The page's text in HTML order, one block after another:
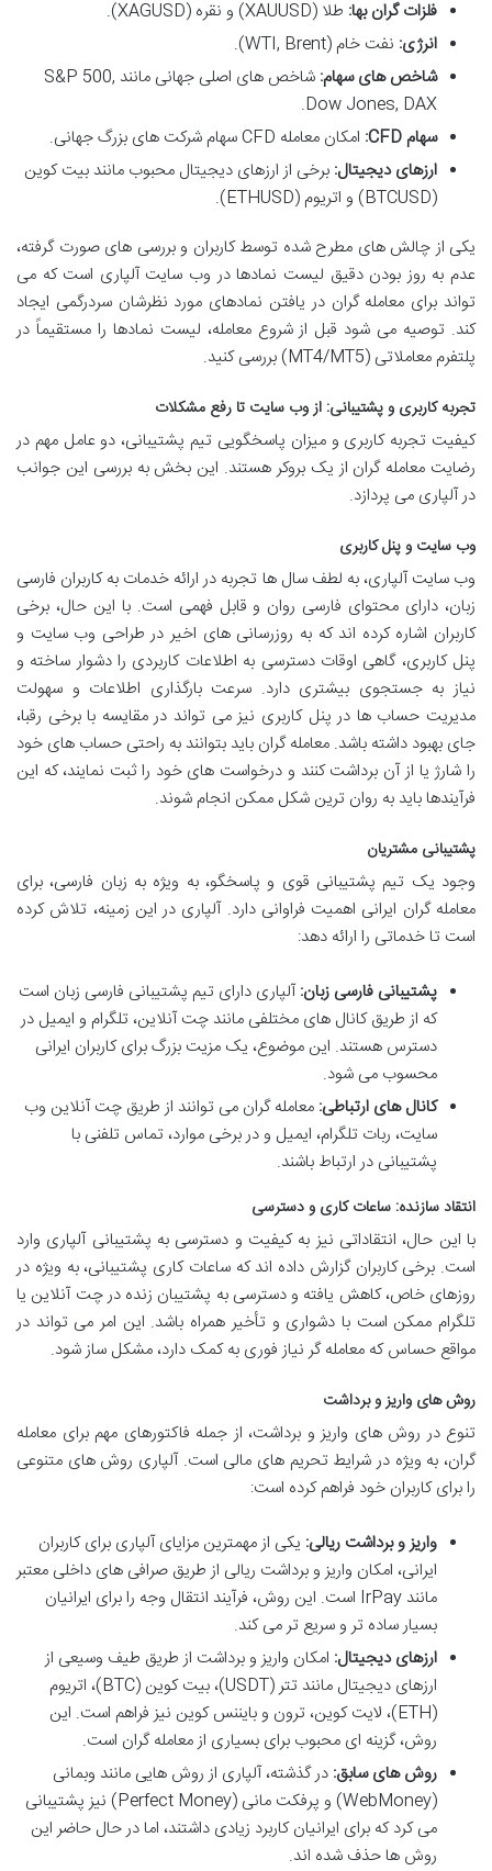
فلزات گران بها: طلا (XAUUSD) و نقره (XAGUSD).
انرژی: نفت خام (WTI, Brent).
شاخص های سهام:
شاخص های اصلی جهانی مانند S&P 500,
Dow Jones, DAX.
سهام CFD:
امکان معامله CFD سهام شرکت های بزرگ جهانی.
ارزهای دیجیتال: برخی از ارزهای دیجیتال محبوب مانند بیت کوین
(BTCUSD) و اتریوم (ETHUSD).
یکی از چالش های مطرح شده توسط کاربران و بررسی های صورت گرفته،
عدم به روز بودن دقیق لیست نمادها در وب سایت آلپاری است که می
تواند برای معامله گران در یافتن نمادهای مورد نظرشان سردرگمی ایجاد
کند. توصیه می شود قبل از شروع معامله، لیست نمادها را مستقیماً در
پلتفرم معاملاتی (MT4/MT5) بررسی کنید.
تجربه کاربری و پشتیبانی: از وب سایت تا رفع مشکلات
کیفیت تجربه کاربری و میزان پاسخگویی تیم پشتیبانی، دو عامل مهم در
رضایت معامله گران از یک بروکر هستند. این بخش به بررسی این جوانب
در آلپاری می پردازد.
وب سایت و پنل کاربری
وب سایت آلپاری، به لطف سال ها تجربه در ارائه خدمات به کاربران فارسی
زبان، دارای محتوای فارسی روان و قابل فهمی است. با این حال، برخی
کاربران اشاره کرده اند که به روزرسانی های اخیر در طراحی وب سایت و
پنل کاربری، گاهی اوقات دسترسی به اطلاعات کاربردی را دشوار ساخته و
نیاز به جستجوی بیشتری دارد. سرعت بارگذاری اطلاعات و سهولت
مدیریت حساب ها در پنل کاربری نیز می تواند در مقایسه با برخی رقبا،
جای بهبود داشته باشد. معامله گران باید بتوانند به راحتی حساب های خود
را شارژ یا از آن برداشت کنند و درخواست های خود را ثبت نمایند، که این
فرآیندها باید به روان ترین شکل ممکن انجام شوند.
پشتیبانی مشتریان
وجود یک تیم پشتیبانی قوی و پاسخگو، به ویژه به زبان فارسی، برای
معامله گران ایرانی اهمیت فراوانی دارد. آلپاری در این زمینه، تلاش کرده
است تا خدماتی را ارائه دهد:
پشتیبانی فارسی زبان:آلپاری دارای تیم پشتیبانی فارسی زبان است
که از طریق کانال های مختلفی مانند چت آنلاین، تلگرام و ایمیل در
دسترس هستند. این موضوع، یک مزیت بزرگ برای کاربران ایرانی
محسوب می شود.
کانال های ارتباطی: معامله گران می توانند از طریق چت آنلاین وب
سایت، ربات تلگرام، ایمیل و در برخی موارد، تماس تلفنی با
پشتیبانی در ارتباط باشند.
انتقاد سازنده: ساعات کاری و دسترسی
با این حال، انتقاداتی نیز به کیفیت و دسترسی به پشتیبانی آلپاری وارد
است. برخی کاربران گزارش داده اند که ساعات کاری پشتیبانی، به ویژه در
روزهای خاص، کاهش یافته و دسترسی به پشتیبان زنده در چت آنلاین یا
تلگرام ممکن است با دشواری و تأخیر همراه باشد. این امر می تواند در
مواقع حساس که معامله گر نیاز فوری به کمک دارد، مشکل ساز شود.
روش های واریز و برداشت
تنوع در روش های واریز و برداشت، از جمله فاکتورهای مهم برای معامله
گران، به ویژه در شرایط تحریم های مالی است. آلپاری روش های متنوعی
را برای کاربران خود فراهم کرده است:
واریز و برداشت ریالی: یکی از مهمترین مزایای آلپاری برای کاربران
ایرانی، امکان واریز و برداشت ریالی از طریق صرافی های داخلی معتبر
مانند IrPay است. این روش، فرآیند انتقال وجه را برای ایرانیان
بسیار ساده تر و سریع تر می کند.
ارزهای دیجیتال: امکان واریز و برداشت از طریق طیف وسیعی از
ارزهای دیجیتال مانند تتر (USDT)، بیت کوین (BTC)، اتریوم
(ETH)، لایت کوین، ترون و بایننس کوین نیز فراهم است. این
روش، گزینه ای محبوب برای بسیاری از معامله گران است.
روش های سابق: در گذشته، آلپاری از روش هایی مانند وبمانی
(WebMoney) و پرفکت مانی (Perfect Money) نیز پشتیبانی
می کرد که برای ایرانیان کاربرد زیادی داشتند، اما در حال حاضر این
روش ها حذف شده اند.